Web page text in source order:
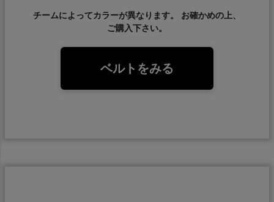
チームによってカラーが異なります。 お確かめの上、
ご購入下さい。
ベルトをみる